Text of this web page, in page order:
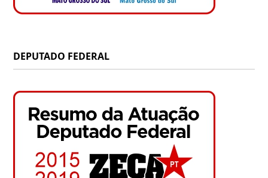
DEPUTADO FEDERAL